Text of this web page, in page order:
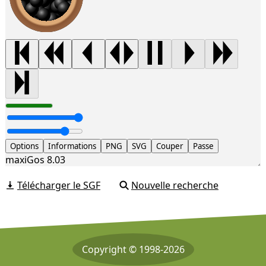
Options Informations PNG SVG Couper Passe
maxiGos 8.03
Télécharger le SGF
Nouvelle recherche
Copyright © 1998-2026